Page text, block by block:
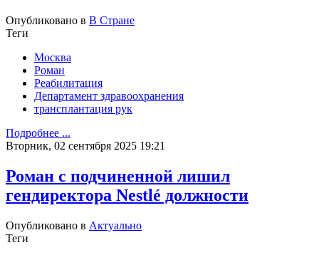
Опубликовано в В Стране
Теги
Москва
Роман
Реабилитация
Департамент здравоохранения
трансплантация рук
Подробнее ...
Вторник, 02 сентября 2025 19:21
Роман с подчиненной лишил
гендиректора Nestlé должности
Опубликовано в Актуально
Теги